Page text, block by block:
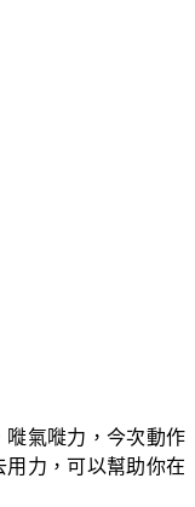
嘥氣嘥力，今次動作
力，可以幫助你在